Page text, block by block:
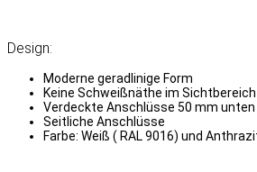
Design:
Moderne geradlinige Form
Keine Schweißnäthe im Sichtbereich
Verdeckte Anschlüsse 50 mm
Seitliche Anschlüsse
Farbe: Weiß ( RAL 9016) und